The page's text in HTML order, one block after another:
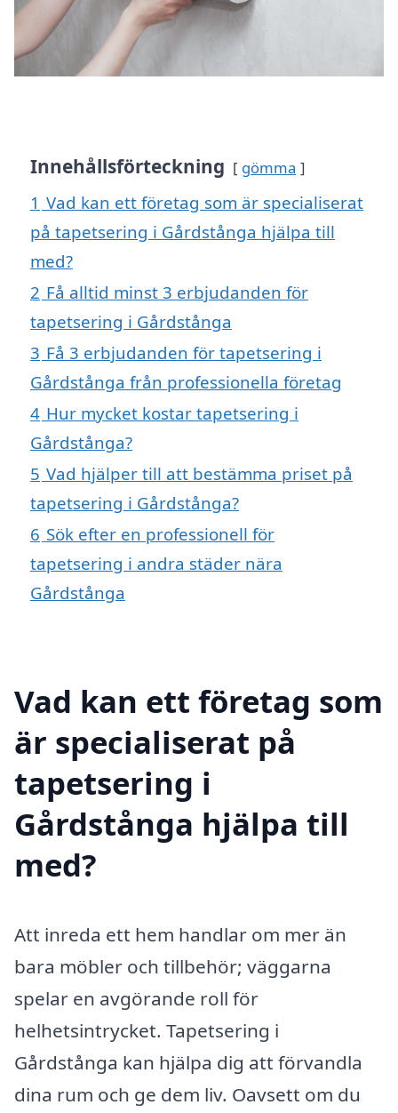
Innehållsförteckning gömma
1 Vad kan ett företag som är specialiserat
på tapetsering i Gårdstånga hjälpa till
med?
2 Få alltid minst 3 erbjudanden för
tapetsering i Gårdstånga
3 Få 3 erbjudanden för tapetsering i
Gårdstånga från professionella företag
4 Hur mycket kostar tapetsering i
Gårdstånga?
5 Vad hjälper till att bestämma priset på
tapetsering i Gårdstånga?
6 Sök efter en professionell för
tapetsering i andra städer nära
Gårdstånga
Vad kan ett företag som
är specialiserat på
tapetsering i
Gårdstånga hjälpa till
med?
Att inreda ett hem handlar om mer än
bara möbler och tillbehör; väggarna
spelar en avgörande roll för
helhetsintrycket. Tapetsering i
Gårdstånga kan hjälpa dig att förvandla
dina rum och ge dem liv. Oavsett om du